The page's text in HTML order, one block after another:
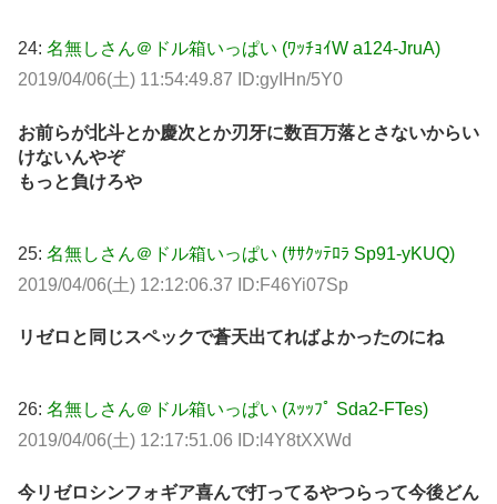
24: 名無しさん＠ドル箱いっぱい (ﾜｯﾁｮｲW a124-JruA)
2019/04/06(土) 11:54:49.87 ID:gyIHn/5Y0
お前らが北斗とか慶次とか刃牙に数百万落とさないからい
けないんやぞ
もっと負けろや
25: 名無しさん＠ドル箱いっぱい (ｻｻｸｯﾃﾛﾗ Sp91-yKUQ)
2019/04/06(土) 12:12:06.37 ID:F46Yi07Sp
リゼロと同じスペックで蒼天出てればよかったのにね
26: 名無しさん＠ドル箱いっぱい (ｽｯｯﾌﾟ Sda2-FTes)
2019/04/06(土) 12:17:51.06 ID:l4Y8tXXWd
今リゼロシンフォギア喜んで打ってるやつらって今後どん